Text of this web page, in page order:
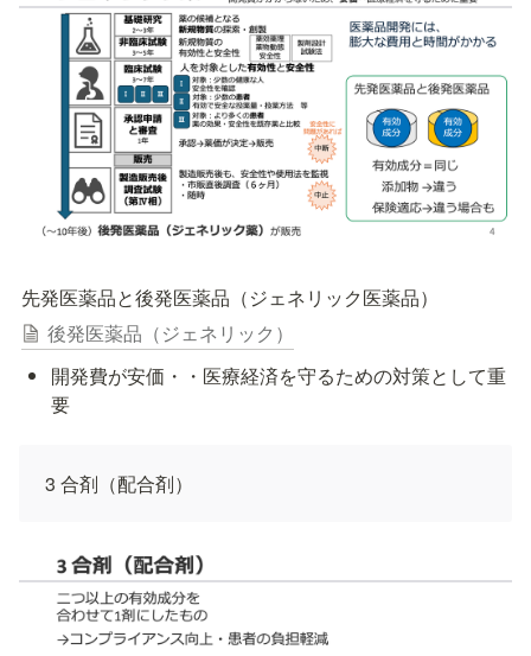
先発医薬品と後発医薬品（ジェネリック医薬品）
後発医薬品（ジェネリック）
開発費が安価・・医療経済を守るための対策として重
要
3 合剤（配合剤）